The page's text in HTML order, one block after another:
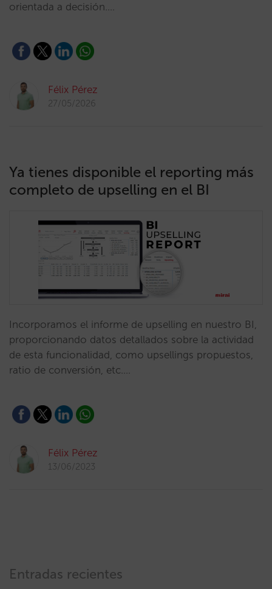
orientada a decisión.…
Félix Pérez
27/05/2026
Ya tienes disponible el reporting más
completo de upselling en el BI
Incorporamos el informe de upselling en nuestro BI,
proporcionando datos detallados sobre la actividad
de esta funcionalidad, como upsellings propuestos,
ratio de conversión, etc.…
Félix Pérez
13/06/2023
Entradas recientes